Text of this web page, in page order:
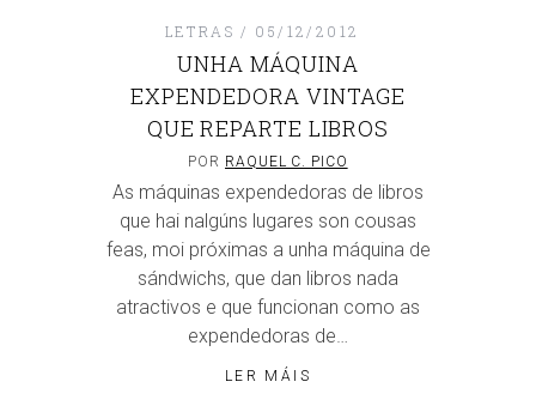
LETRAS 05/12/2012
UNHA MÁQUINA
EXPENDEDORA VINTAGE
QUE REPARTE LIBROS
POR RAQUEL C. PICO
As máquinas expendedoras de libros
que hai nalgúns lugares son cousas
feas, moi próximas a unha máquina de
sándwichs, que dan libros nada
atractivos e que funcionan como as
expendedoras de…
LER MÁIS